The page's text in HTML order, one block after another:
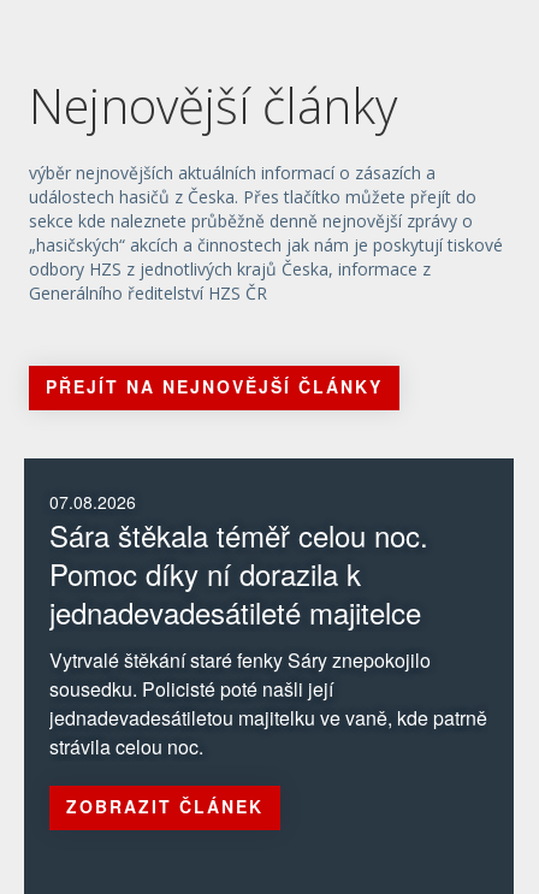
Nejnovější články
výběr nejnovějších aktuálních informací o zásazích a
událostech hasičů z Česka. Přes tlačítko můžete přejít do
sekce kde naleznete průběžně denně nejnovější zprávy o
„hasičských“ akcích a činnostech jak nám je poskytují tiskové
odbory HZS z jednotlivých krajů Česka, informace z
Generálního ředitelství HZS ČR
PŘEJÍT NA NEJNOVĚJŠÍ ČLÁNKY
07.08.2026
Sára štěkala téměř celou noc.
Pomoc díky ní dorazila k
jednadevadesátileté majitelce
Vytrvalé štěkání staré fenky Sáry znepokojilo
sousedku. Policisté poté našli její
jednadevadesátiletou majitelku ve vaně, kde patrně
strávila celou noc.
ZOBRAZIT ČLÁNEK